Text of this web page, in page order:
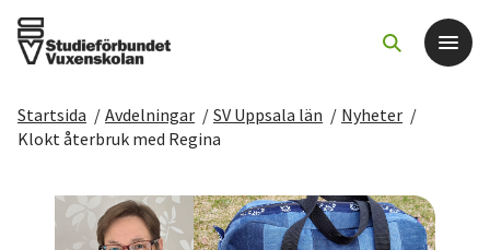
Det här gör vi
För dig som
Startsida / Avdelningar / SV Uppsala län / Nyheter /
Klokt återbruk med Regina